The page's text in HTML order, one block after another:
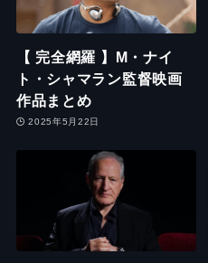
【 完全網羅 】M・ナイ
ト・シャマラン監督映画
作品まとめ
2025年5月22日